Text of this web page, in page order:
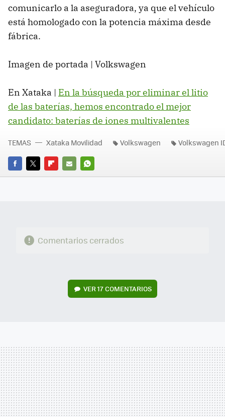
comunicarlo a la aseguradora, ya que el vehículo
está homologado con la potencia máxima desde
fábrica.
Imagen de portada | Volkswagen
En Xataka | En la búsqueda por eliminar el litio
de las baterías, hemos encontrado el mejor
candidato: baterías de iones multivalentes
FACEBOOK
TWITTERFLIPBOARD
E-
WHATSAPP
TEMAS Xataka Movilidad Volkswagen Volkswagen
Comentarios cerrados
VER17 COMENTARIOS